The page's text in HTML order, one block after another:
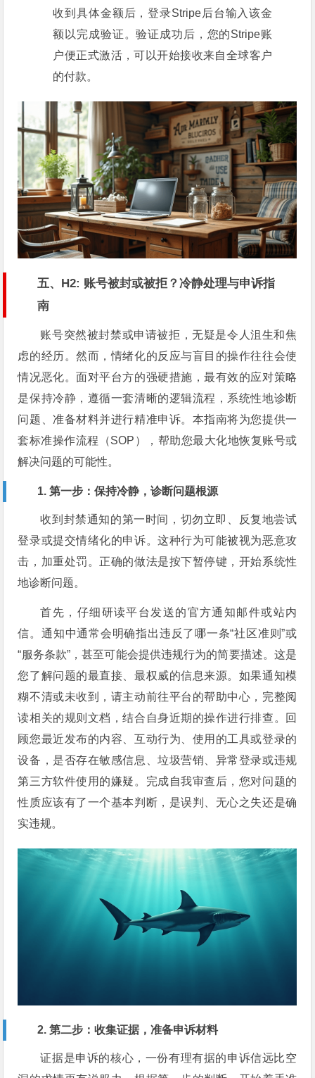
收到具体金额后，登录Stripe后台输入该金
额以完成验证。验证成功后，您的Stripe账
户便正式激活，可以开始接收来自全球客户
的付款。
五、H2: 账号被封或被拒？冷静处理与申诉指
南
账号突然被封禁或申请被拒，无疑是令人沮生和焦
虑的经历。然而，情绪化的反应与盲目的操作往往会使
情况恶化。面对平台方的强硬措施，最有效的应对策略
是保持冷静，遵循一套清晰的逻辑流程，系统性地诊断
问题、准备材料并进行精准申诉。本指南将为您提供一
套标准操作流程（SOP），帮助您最大化地恢复账号或
解决问题的可能性。
1. 第一步：保持冷静，诊断问题根源
收到封禁通知的第一时间，切勿立即、反复地尝试
登录或提交情绪化的申诉。这种行为可能被视为恶意攻
击，加重处罚。正确的做法是按下暂停键，开始系统性
地诊断问题。
首先，仔细研读平台发送的官方通知邮件或站内
信。通知中通常会明确指出违反了哪一条“社区准则”或
“服务条款”，甚至可能会提供违规行为的简要描述。这是
您了解问题的最直接、最权威的信息来源。如果通知模
糊不清或未收到，请主动前往平台的帮助中心，完整阅
读相关的规则文档，结合自身近期的操作进行排查。回
顾您最近发布的内容、互动行为、使用的工具或登录的
设备，是否存在敏感信息、垃圾营销、异常登录或违规
第三方软件使用的嫌疑。完成自我审查后，您对问题的
性质应该有了一个基本判断，是误判、无心之失还是确
实违规。
2. 第二步：收集证据，准备申诉材料
证据是申诉的核心，一份有理有据的申诉信远比空